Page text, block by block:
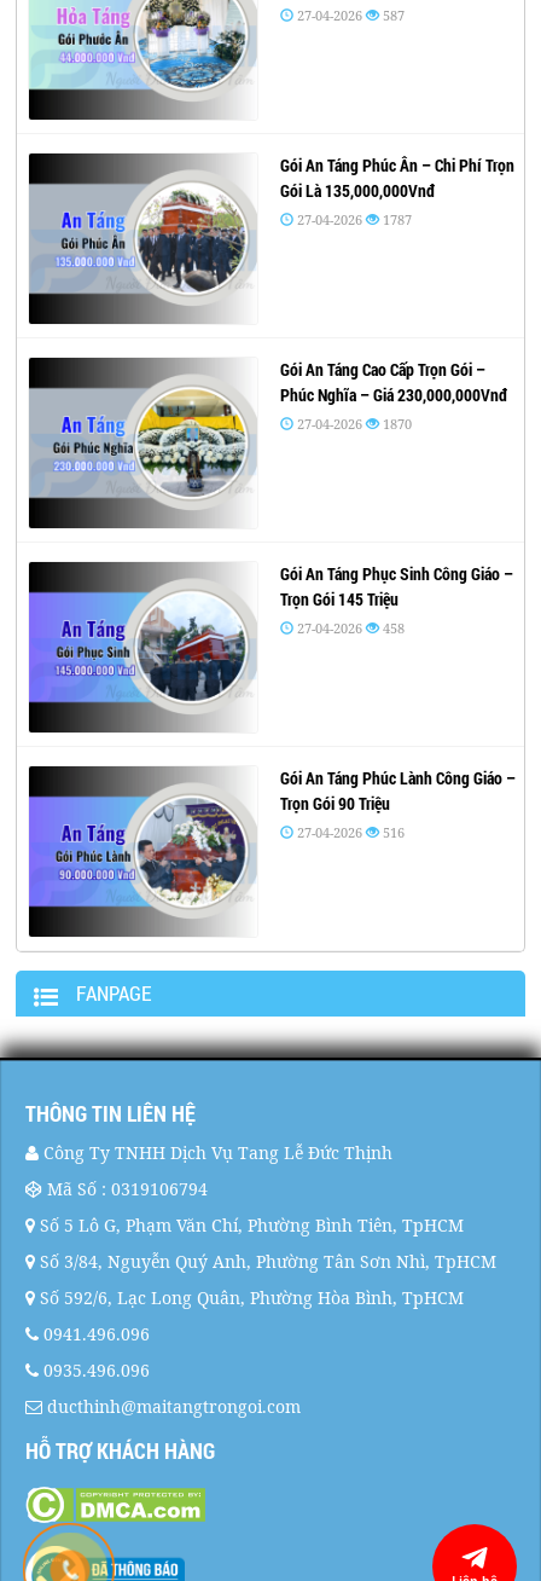
27-04-2026 587
Gói An Táng Phúc Ân – Chi Phí Trọn
Gói Là 135,000,000Vnđ
27-04-2026 1787
Gói An Táng Cao Cấp Trọn Gói –
Phúc Nghĩa – Giá 230,000,000Vnđ
27-04-2026 1870
Gói An Táng Phục Sinh Công Giáo –
Trọn Gói 145 Triệu
27-04-2026 458
Gói An Táng Phúc Lành Công Giáo –
Trọn Gói 90 Triệu
27-04-2026 516
FANPAGE
THÔNG TIN LIÊN HỆ
Công Ty TNHH Dịch Vụ Tang Lễ Đức Thịnh
Mã Số : 0319106794
Số 5 Lô G, Phạm Văn Chí, Phường Bình Tiên, TpHCM
Số 3/84, Nguyễn Quý Anh, Phường Tân Sơn Nhì, TpHCM
Số 592/6, Lạc Long Quân, Phường Hòa Bình, TpHCM
0941.496.096
0935.496.096
ducthinh@maitangtrongoi.com
HỖ TRỢ KHÁCH HÀNG